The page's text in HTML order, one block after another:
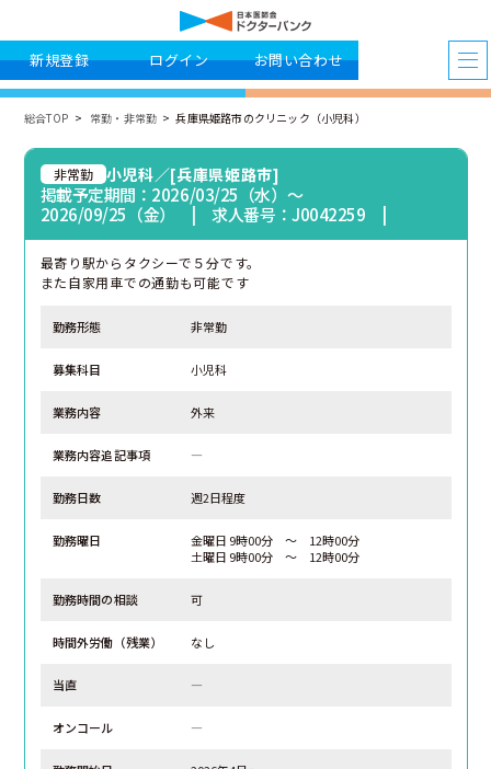
新規登録 ログイン お問い合わせ
総合TOP 常勤・非常勤 兵庫県姫路市のクリニック（小児科）
非常勤 小児科／[兵庫県姫路市]
掲載予定期間：2026/03/25（水）〜
2026/09/25（金） | 求人番号：J0042259 |
最寄り駅からタクシーで５分です。
また自家用車での通勤も可能です
勤務形態 非常勤
募集科目 小児科
業務内容 外来
業務内容追記事項 ―
勤務日数 週2日程度
勤務曜日
金曜日 9時00分 ～ 12時00分
土曜日 9時00分 ～ 12時00分
勤務時間の相談 可
時間外労働（残業） なし
当直 ―
オンコール ―